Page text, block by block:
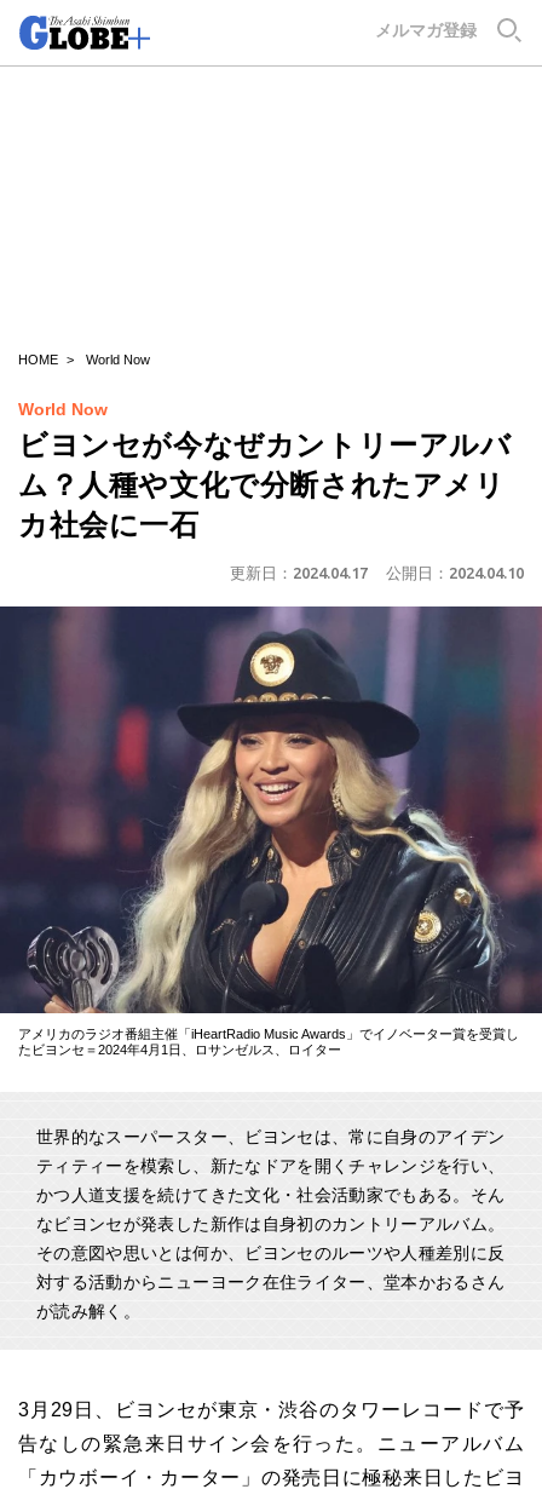
メルマガ登録
HOME World Now
World Now
ビヨンセが今なぜカントリーアルバ
ム？人種や文化で分断されたアメリ
カ社会に一石
更新日： 2024.04.17 公開日： 2024.04.10
アメリカのラジオ番組主催「iHeartRadio Music Awards」でイノベーター賞を受賞し
たビヨンセ＝2024年4月1日、ロサンゼルス、ロイター
世界的なスーパースター、ビヨンセは、常に自身のアイデン
ティティーを模索し、新たなドアを開くチャレンジを行い、
かつ人道支援を続けてきた文化・社会活動家でもある。そん
なビヨンセが発表した新作は自身初のカントリーアルバム。
その意図や思いとは何か、ビヨンセのルーツや人種差別に反
対する活動からニューヨーク在住ライター、堂本かおるさん
が読み解く。
3月29日、ビヨンセが東京・渋谷のタワーレコードで予
告なしの緊急来日サイン会を行った。ニューアルバム
「カウボーイ・カーター」の発売日に極秘来日したビヨ